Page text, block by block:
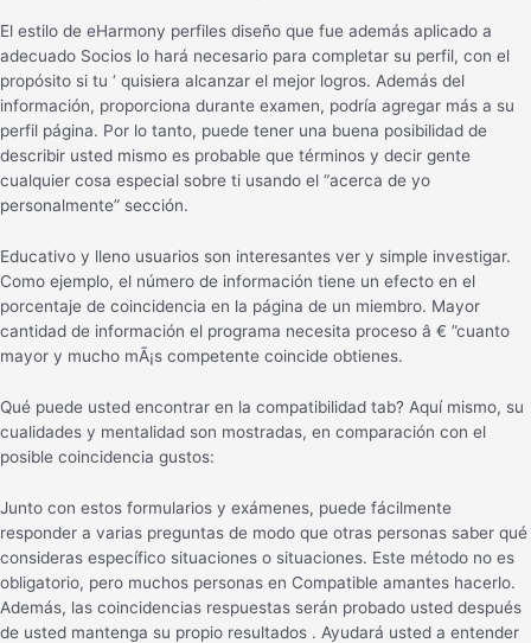
El estilo de eHarmony perfiles diseño que fue además aplicado a
adecuado Socios lo hará necesario para completar su perfil, con el
propósito si tu ‘ quisiera alcanzar el mejor logros. Además del
información, proporciona durante examen, podría agregar más a su
perfil página. Por lo tanto, puede tener una buena posibilidad de
describir usted mismo es probable que términos y decir gente
cualquier cosa especial sobre ti usando el “acerca de yo
personalmente” sección.
Educativo y lleno usuarios son interesantes ver y simple investigar.
Como ejemplo, el número de información tiene un efecto en el
porcentaje de coincidencia en la página de un miembro. Mayor
cantidad de información el programa necesita proceso â € ”cuanto
mayor y mucho mÃ¡s competente coincide obtienes.
Qué puede usted encontrar en la compatibilidad tab? Aquí mismo, su
cualidades y mentalidad son mostradas, en comparación con el
posible coincidencia gustos:
Junto con estos formularios y exámenes, puede fácilmente
responder a varias preguntas de modo que otras personas saber qué
consideras específico situaciones o situaciones. Este método no es
obligatorio, pero muchos personas en Compatible amantes hacerlo.
Además, las coincidencias respuestas serán probado usted después
de usted mantenga su propio resultados . Ayudará usted a entender